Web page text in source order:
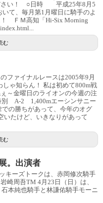
さい！ ○日時 平成25年8月5
て、毎月第1月曜日に騎手のよ
！ ＦＭ高知「Hi-Six Morning
む
ファイナルレースは2005年9月
ゃ知らん！ 私は初めて800m戦
～金曜日のライオンの今週の注
A-2 1,400mエーシンサニー
の勝ちがあって、今年のオグ
いたけど、いきなりがあって
む
。出演者
キーズトークは、赤岡修次騎手
崎周吾TM 4月23日（日）は、
本純也騎手と林謙佑騎手モーニ